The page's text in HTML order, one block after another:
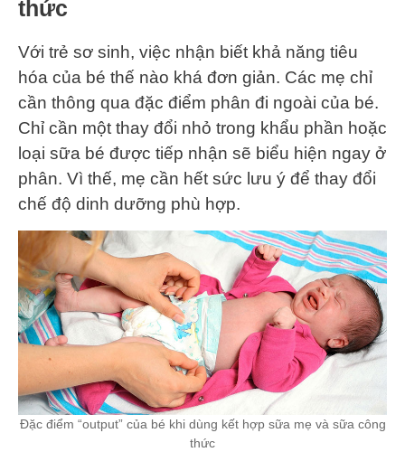
thức
Với trẻ sơ sinh, việc nhận biết khả năng tiêu
hóa của bé thế nào khá đơn giản. Các mẹ chỉ
cần thông qua đặc điểm phân đi ngoài của bé.
Chỉ cần một thay đổi nhỏ trong khẩu phần hoặc
loại sữa bé được tiếp nhận sẽ biểu hiện ngay ở
phân. Vì thế, mẹ cần hết sức lưu ý để thay đổi
chế độ dinh dưỡng phù hợp.
Đặc điểm “output” của bé khi dùng kết hợp sữa mẹ và sữa công
thức